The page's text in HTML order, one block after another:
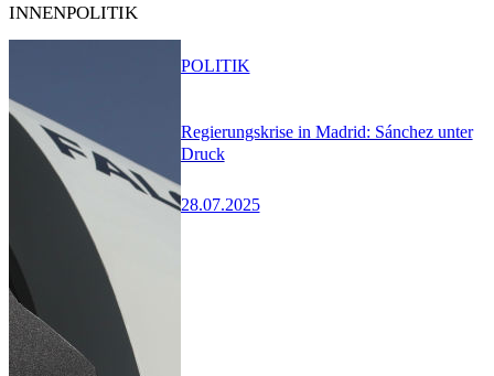
INNENPOLITIK
Regierungskrise in Madrid: Sánchez unter
Druck
28.07.2025
POLITIK